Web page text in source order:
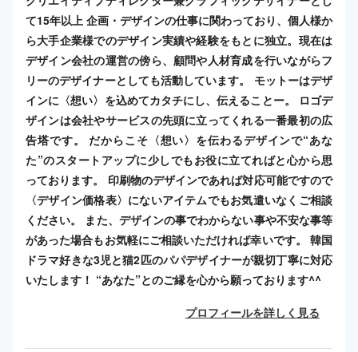
て15年以上 企画・デザインの仕事に関わっており、個人様か
ら大手企業様でのデザイン実績や経験をもとに独立。現在は
デザイン会社の運営の傍ら、顧問や人材育成を行いながらフ
リーのデザイナーとしても活動しています。 モットーはデザ
インに〈想い〉を込めてカタチにし、伝えることー。 ロゴデ
ザインは会社やサービスの先頭に立ってくれる一番最初の広
告塔です。 だからこそ〈想い〉を伝わるデザインで“あな
た”のスタートアップに少しでもお役に立てればと心から思
っております。 印刷物のデザインであれば対応可能ですので
〈デザイン価格表〉にないアイテムでもお気遣いなくご相談
ください。 また、デザインの事でわからない事や不安な事等
があった場合もお気軽にご相談いただければ幸いです。 韓国
ドラマ好きな3児と猫2匹のパパデザイナーが親切丁寧に対応
いたします！ “あなた”とのご縁を心から願っております^^
プロフィールを詳しく見る